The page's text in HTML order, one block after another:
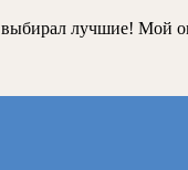
выбирал лучшие!